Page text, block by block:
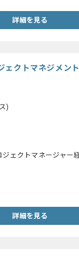
詳細を見る
ェクトマネジメン
)
ェクトマネージャー
詳細を見る